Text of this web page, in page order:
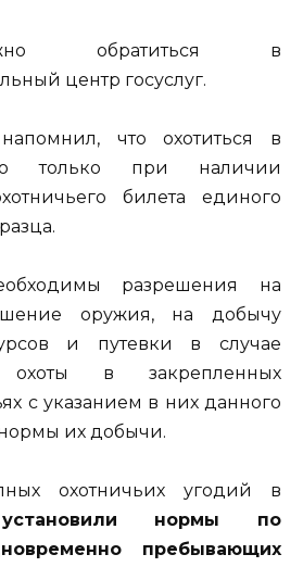
обратиться в
центр госуслуг.
что охотиться в
только при наличии
билета единого
разрешения на
оружия, на добычу
и путевки в случае
охоты в закрепленных
с указанием в них данного
их добычи.
охотничьих угодий в
установили нормы по
пребывающих